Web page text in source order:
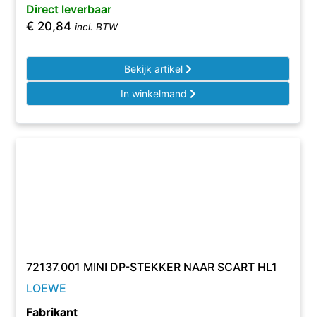
Direct leverbaar
€ 20,84 incl. BTW
Bekijk artikel
In winkelmand
72137.001 MINI DP-STEKKER NAAR SCART HL1
LOEWE
Fabrikant